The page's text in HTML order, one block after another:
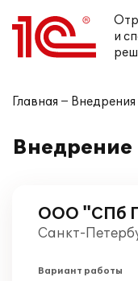
и
Главная Внедрения
ООО "СПб
Санкт-
Вариант работы